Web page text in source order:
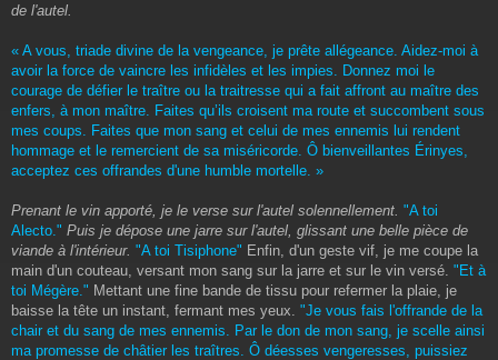
de l'autel.
« A vous, triade divine de la vengeance, je prête allégeance. Aidez-moi à
avoir la force de vaincre les infidèles et les impies. Donnez moi le
courage de défier le traître ou la traitresse qui a fait affront au maître des
enfers, à mon maître. Faites qu’ils croisent ma route et succombent sous
mes coups. Faites que mon sang et celui de mes ennemis lui rendent
hommage et le remercient de sa miséricorde. Ô bienveillantes Érinyes,
acceptez ces offrandes d'une humble mortelle. »
Prenant le vin apporté, je le verse sur l'autel solennellement. "A toi
Alecto." Puis je dépose une jarre sur l'autel, glissant une belle pièce de
viande à l'intérieur. "A toi Tisiphone" Enfin, d'un geste vif, je me coupe la
main d'un couteau, versant mon sang sur la jarre et sur le vin versé. "Et à
toi Mégère." Mettant une fine bande de tissu pour refermer la plaie, je
baisse la tête un instant, fermant mes yeux. "Je vous fais l'offrande de la
chair et du sang de mes ennemis. Par le don de mon sang, je scelle ainsi
ma promesse de châtier les traîtres. Ô déesses vengeresses, puissiez